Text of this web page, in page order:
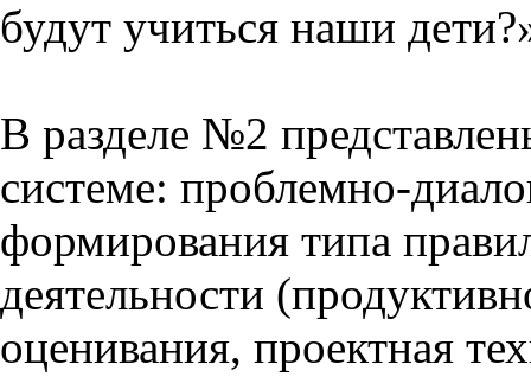
будут учиться наши
В разделе №2
системе: проблемно-
формирования типа
деятельности
оценивания, проектная